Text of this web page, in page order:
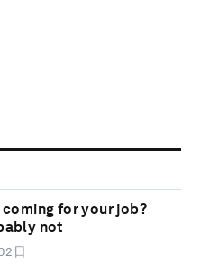
for your job?
not
日